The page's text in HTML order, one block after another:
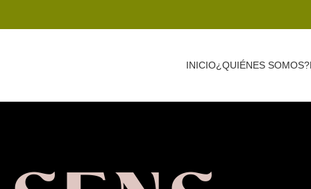
INICIO¿QUIÉNES SOMOS?